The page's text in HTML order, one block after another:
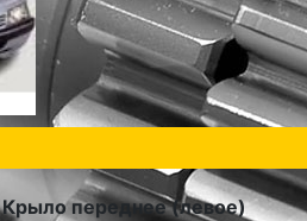
Крыло переднее (левое)